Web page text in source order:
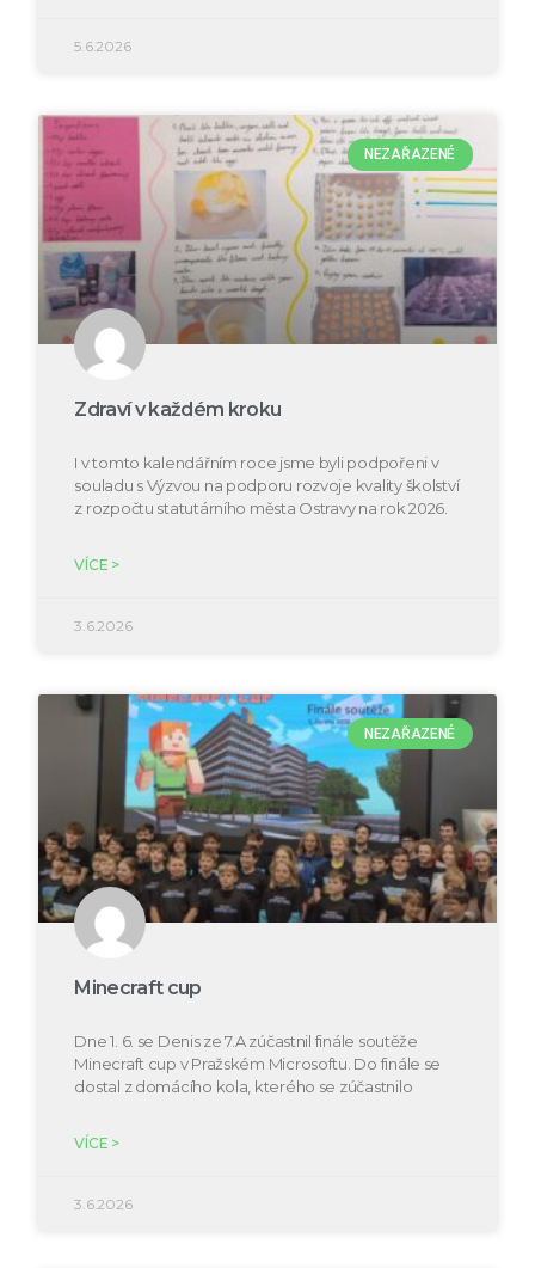
5.6.2026
NEZAŘAZENÉ
Zdraví v každém kroku
I v tomto kalendářním roce jsme byli podpořeni v
souladu s Výzvou na podporu rozvoje kvality školství
z rozpočtu statutárního města Ostravy na rok 2026.
VÍCE >
3.6.2026
NEZAŘAZENÉ
Minecraft cup
Dne 1. 6. se Denis ze 7.A zúčastnil finále soutěže
Minecraft cup v Pražském Microsoftu. Do finále se
dostal z domácího kola, kterého se zúčastnilo
VÍCE >
3.6.2026